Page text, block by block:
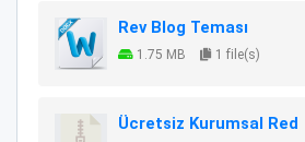
Rev Blog Teması
1.75 MB 1 file(s)
Ücretsiz Kurumsal Red